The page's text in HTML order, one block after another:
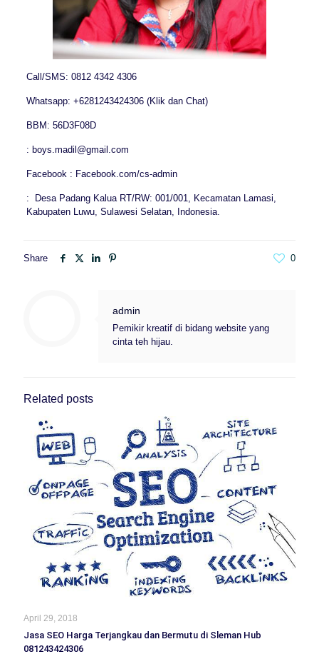
Call/SMS: 0812 4342 4306
Whatsapp: +6281243424306 (Klik dan Chat)
BBM: 56D3F08D
: boys.madil@gmail.com
Facebook : Facebook.com/cs-admin
: Desa Padang Kalua RT/RW: 001/001, Kecamatan Lamasi,
Kabupaten Luwu, Sulawesi Selatan, Indonesia.
Share 0
admin
Pemikir kreatif di bidang website yang
cinta teh hijau.
Related posts
April 29, 2018
Jasa SEO Harga Terjangkau dan Bermutu di Sleman Hub
081243424306